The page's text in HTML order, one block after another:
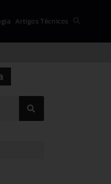
Artigos Técnicos